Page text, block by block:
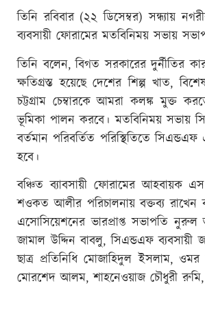
তিনি রবিবার (২২ ডিসেম্বর) সন্ধ্যায়
ব্যবসায়ী ফোরামের মতবিনিময় সভায়
তিনি বলেন, বিগত সরকারের দুর্নীতির
ক্ষতিগ্রস্ত হয়েছে দেশের শিল্প খাত,
চট্টগ্রাম চেম্বারকে আমরা কলঙ্ক মুক্ত
ভূমিকা পালন করবে। মতবিনিময় সভায়
বর্তমান পরিবর্তিত পরিস্থিতিতে
হবে।
বঞ্চিত ব্যাবসায়ী ফোরামের আহবায়ক
শওকত আলীর পরিচালনায় বক্তব্য রাখেন
এসোসিয়েশনের ভারপ্রাপ্ত সভাপতি
জামাল উদ্দিন বাবলু, সিএন্ডএফ ব্যবসায়ী
ছাত্র প্রতিনিধি মোজাহিদুল ইসলাম,
মোরশেদ আলম, শাহনেওয়াজ চৌধুরী